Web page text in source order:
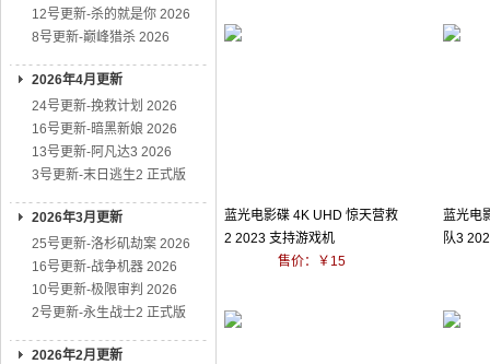
12号更新-杀的就是你 2026
8号更新-巅峰猎杀 2026
2026年4月更新
24号更新-挽救计划 2026
16号更新-暗黑新娘 2026
13号更新-阿凡达3 2026
3号更新-末日逃生2 正式版
2026年3月更新
25号更新-洛杉矶劫案 2026
16号更新-战争机器 2026
10号更新-极限审判 2026
2号更新-永生战士2 正式版
2026年2月更新
蓝光电影碟 4K UHD 惊天营救
2 2023 支持游戏机
售价：￥15
蓝光电
队3